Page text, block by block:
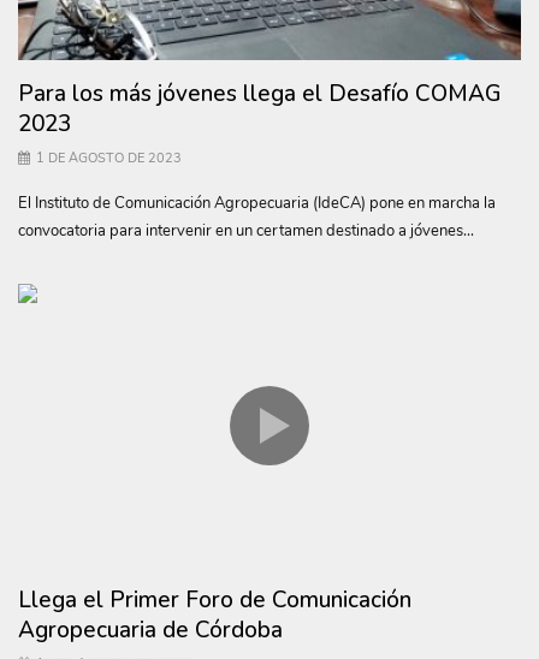
Para los más jóvenes llega el Desafío COMAG
2023
1 DE AGOSTO DE 2023
El Instituto de Comunicación Agropecuaria (IdeCA) pone en marcha la
convocatoria para intervenir en un certamen destinado a jóvenes...
Llega el Primer Foro de Comunicación
Agropecuaria de Córdoba